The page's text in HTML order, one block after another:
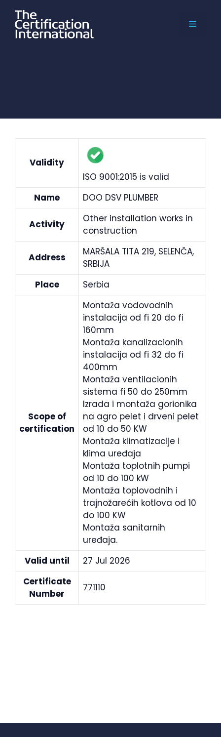
content
MENU
Validity
ISO 9001:2015 is valid
Name
DOO DSV PLUMBER
Activity
Other installation works in
construction
Address
MARŠALA TITA 219, SELENČA,
SRBIJA
Place
Serbia
Scope of
certification
Montaža vodovodnih
instalacija od fi 20 do fi
160mm
Montaža kanalizacionih
instalacija od fi 32 do fi
400mm
Montaža ventilacionih
sistema fi 50 do 250mm
Izrada i montaža gorionika
na agro pelet i drveni pelet
od 10 do 50 KW
Montaža klimatizacije i
klima uređaja
Montaža toplotnih pumpi
od 10 do 100 kW
Montaža toplovodnih i
trajnožarećih kotlova od 10
do 100 KW
Montaža sanitarnih
uređaja.
Valid until
27 Jul 2026
Certificate
Number
771110